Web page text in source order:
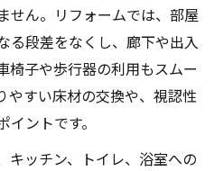
抑える助成制度の賢い選
けリフォーム助成金とは
ームにも使える高齢者助
せん。リフォームでは、部屋
る段差をなくし、廊下や出入
椅子や歩行器の利用もスムー
やすい床材の交換や、視認性
ントです。
キッチン、トイレ、浴室への